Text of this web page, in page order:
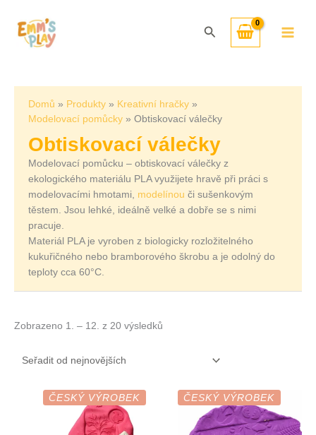
obsah
Hledat
Domů Produkty
Kreativní hračky
Modelovací pomůcky
Obtiskovací válečky
Obtiskovací válečky
Modelovací pomůcku – obtiskovací válečky z
ekologického materiálu PLA využijete hravě při práci s
modelovacími hmotami, modelínou či sušenkovým
těstem. Jsou lehké, ideálně velké a dobře se s nimi
pracuje.
Materiál PLA je vyroben z biologicky rozložitelného
kukuřičného nebo bramborového škrobu a je odolný do
teploty cca 60°C.
Zobrazeno 1. – 12. z 20 výsledků
nejnovějších
ČESKÝ VÝROBEK ČESKÝ VÝROBEK